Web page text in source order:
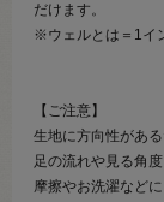
だけます。
※ウェルとは＝1イ
【ご注意】
生地に方向性があ
足の流れや見る角
摩擦やお洗濯など